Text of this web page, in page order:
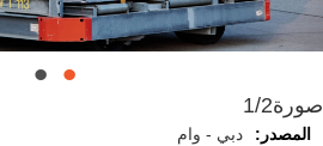
صورة1/2
المصدر: دبي - وام